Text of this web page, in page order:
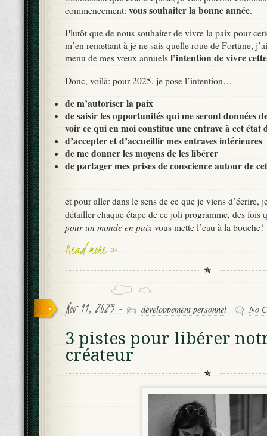
commencement: vous souhaiter la bonne année.
Plutôt que de nous souhaiter de vivre la paix pour
m’en remettant à je ne sais quelle roue de Fortune,
menu de mes vœux annuels l’intention de vivre
Donc, voilà: pour 2025, je pose l’intention…
de m’autoriser la paix
de saisir les opportunités qui me seront données
voir ce qui en moi constitue une entrave à cet état
d’accepter et d’accueillir mes entraves intérieures
de me donner les moyens de les libérer
de partager mes prises de conscience autour de
et pour aller dans le sens de ce que je viens d’écrire,
détailler chaque étape de ce joli programme, des fois
pour un monde en paix vous mette l’eau à la bouche!
Read more »
Nov 11, 2023 - développement personnel No
3 pistes pour libérer
créateur